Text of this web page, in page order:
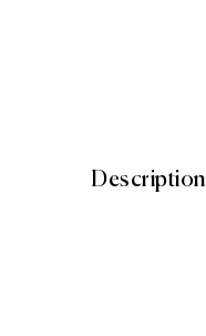
Description